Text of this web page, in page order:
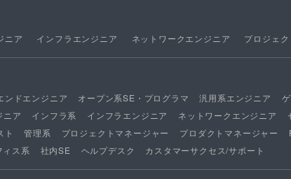
ニア インフラエンジニア ネットワークエンジニア プロジェ
ンドエンジニア オープン系SE・プログラマ 汎用系エンジニア
ニア インフラ系 インフラエンジニア ネットワークエンジニア
ト 管理系 プロジェクトマネージャー プロダクトマネージャー
ィス系 社内SE ヘルプデスク カスタマーサクセス/サポート